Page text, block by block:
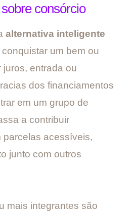
sobre consórcio
alternativa inteligente
um bem ou
entrada ou
dos financiamentos
em um grupo de
a contribuir
parcelas acessíveis,
junto com outros
mais integrantes são